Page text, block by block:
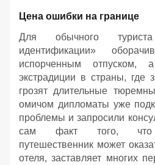
Цена ошибки на границе
Для обычного
идентификации»
испорченным отпуском,
экстрадиции в страны, где
грозят длительные
омичом дипломаты уже
проблемы и запросили
сам факт того, что
путешественник может
отеля, заставляет многих